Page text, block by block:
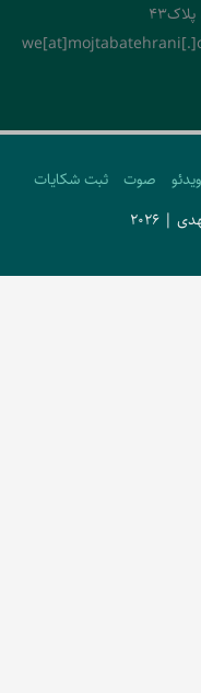
ویدئو صوت
ثبت شکایات
2026